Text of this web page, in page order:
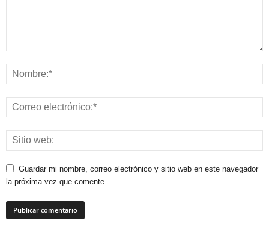
Guardar mi nombre, correo electrónico y sitio web en este navegador
la próxima vez que comente.